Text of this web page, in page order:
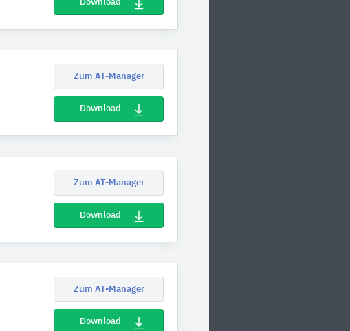
Download
Zum AT-Manager
Download
Zum AT-Manager
Download
Zum AT-Manager
Download